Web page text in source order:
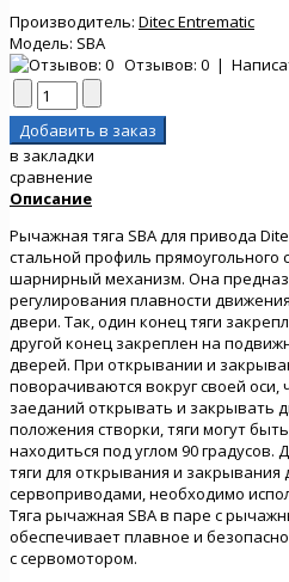
Производитель: Ditec Entrematic
Модель: SBA
Отзывов: 0 |
в закладки
сравнение
Описание
Рычажная тяга SBA для привода
стальной профиль
шарнирный механизм. Она
регулирования плавности
двери. Так, один конец тяги
другой конец закреплен на
дверей. При открывании и
поворачиваются вокруг своей оси,
заеданий открывать и закрывать
положения створки, тяги могут
находиться под углом 90 градусов.
тяги для открывания и
сервоприводами, необходимо
Тяга рычажная SBA в паре с
обеспечивает плавное и
с сервомотором.